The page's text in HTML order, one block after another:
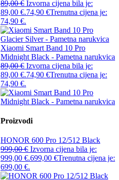
89,00€ Izvorna cijena bila je:
89,00 €.74,90 €Trenutna cijena je:
74,90 €.
Xiaomi Smart Band 10 Pro
Midnight Black - Pametna narukvica
89,00€ Izvorna cijena bila je:
89,00 €.74,90 €Trenutna cijena je:
74,90 €.
Proizvodi
HONOR 600 Pro 12/512 Black
999,00€ Izvorna cijena bila je:
999,00 €.699,00 €Trenutna cijena je:
699,00 €.